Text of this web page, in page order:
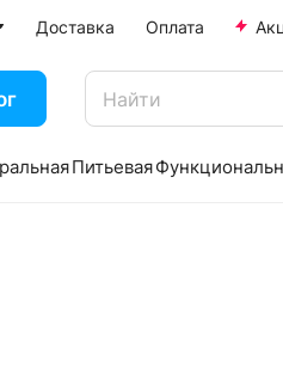
Доставка Оплата
Питьевая